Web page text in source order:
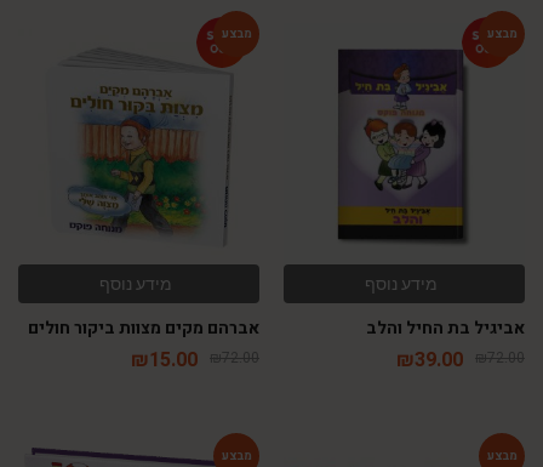
מידע נוסף
אביגיל בת החיל והלב
₪72.00
₪39.00
מידע נוסף
אברהם מקים מצוות ביקור חולים
₪72.00
₪15.00